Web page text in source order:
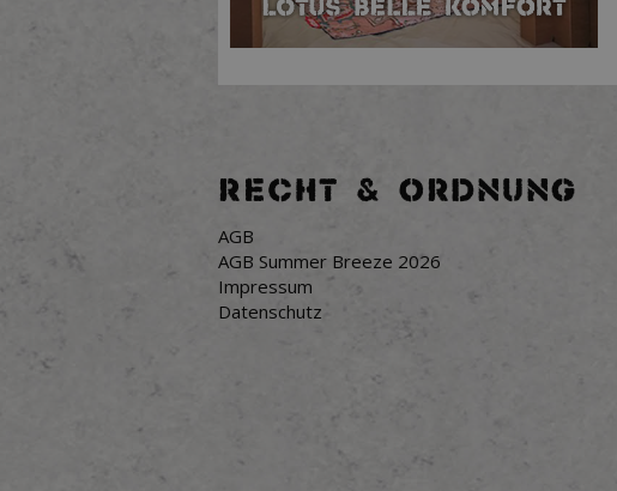
RECHT & ORDNUNG
AGB
AGB Summer Breeze 2026
Impressum
Datenschutz